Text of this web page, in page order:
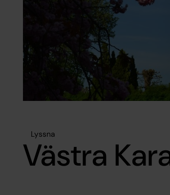
Lyssna
Västra